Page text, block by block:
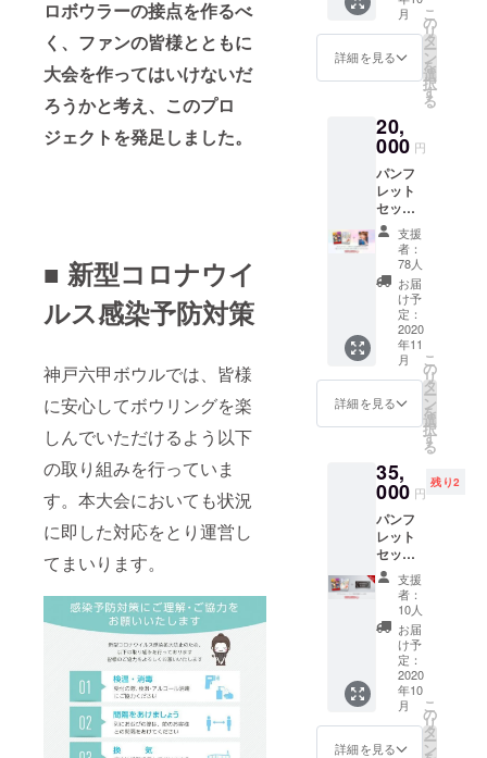
ロボウラーの接点を作るべ
く、ファンの皆様とともに
大会を作ってはいけないだ
ろうかと考え、このプロ
ジェクトを発足しました。
■ 新型コロナウイ
ルス感染予防対策
神戸六甲ボウルでは、皆様
に安心してボウリングを楽
しんでいただけるよう以下
の取り組みを行っていま
す。本大会においても状況
に即した対応をとり運営し
てまいります。
に掲載
予定で
す。掲
は備考
欄に
「掲載
不要」
とご記
入くだ
さい。
ウェア
のデザ
インは
一部変
更にな
がござ
いま
す。 ※
備考欄
にお名
前
（ロー
マ字）
をご記
入くだ
さい。
※ネーム
の書体
は1種類
のみで
す。 ※
本プロ
ださっ
た皆様
のお名
前をク
リスタ
ルカッ
プ大会
記念パ
ンフ
レット
に掲載
予定で
す。掲
載を辞
退され
る場合
は備考
月
詳細を見る
こ
の
リ
タ
ー
ン
を
選
択
す
る
20,
000 円
パンフ
レット
セット
＋六甲
クイー
ンズ出
場予定
プロの
中から
ご協力
いただ
いたプ
ロ24名
から選
べる写
真パネ
（37.5
㎝×25
㎝） ※
パネル
用の写
真は大
会前日
に撮影
いたし
ます。
上記の
写真は
イメー
ジで
す。 ※
写真パ
ネルは
支援
者：
78人
お届
け予
定：
2020
年11
月
詳細を見る
こ
の
リ
タ
ー
ン
を
選
択
す
る
35,
000 円
残り2
パンフ
レット
セット
＋ク
イーン
ズ最終
日（10
月10
日）観
戦チ
ケット
[S席]
※【全席
指定
支援
者：
10人
お届
け予
定：
2020
年10
月
詳細を見る
こ
の
リ
タ
ー
ン